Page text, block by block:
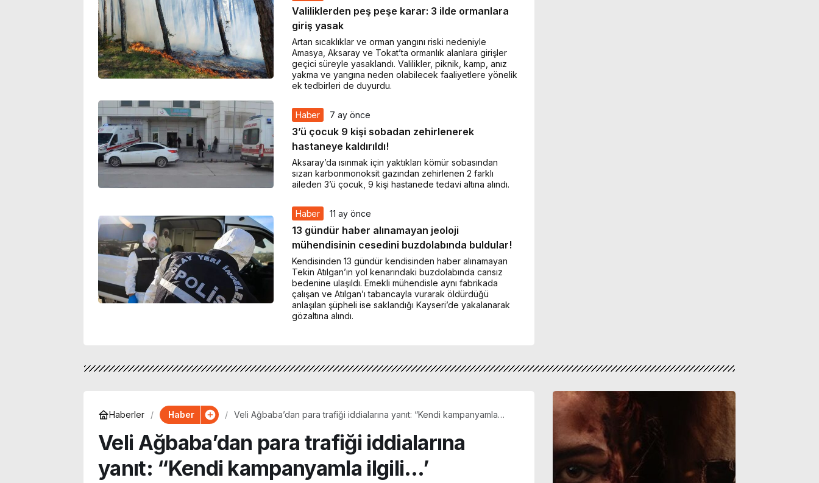
Valiliklerden peş peşe karar: 3 ilde ormanlara
giriş yasak
Artan sıcaklıklar ve orman yangını riski nedeniyle
Amasya, Aksaray ve Tokat’ta ormanlık alanlara girişler
geçici süreyle yasaklandı. Valilikler, piknik, kamp, anız
yakma ve yangına neden olabilecek faaliyetlere yönelik
ek tedbirleri de duyurdu.
Haber 7 ay önce
3’ü çocuk 9 kişi sobadan zehirlenerek
hastaneye kaldırıldı!
Aksaray’da ısınmak için yaktıkları kömür sobasından
sızan karbonmonoksit gazından zehirlenen 2 farklı
aileden 3’ü çocuk, 9 kişi hastanede tedavi altına alındı.
Haber 11 ay önce
13 gündür haber alınamayan jeoloji
mühendisinin cesedini buzdolabında buldular!
Kendisinden 13 gündür kendisinden haber alınamayan
Tekin Atılgan’ın yol kenarındaki buzdolabında cansız
bedenine ulaşıldı. Emekli mühendisle aynı fabrikada
çalışan ve Atılgan’ı tabancayla vurarak öldürdüğü
anlaşılan şüpheli ise saklandığı Kayseri’de yakalanarak
gözaltına alındı.
Haberler Haber
Veli Ağbaba’dan para trafiği iddialarına yanıt: “Kendi kampanyamla
Veli Ağbaba’dan para trafiği iddialarına
yanıt: “Kendi kampanyamla ilgili…’